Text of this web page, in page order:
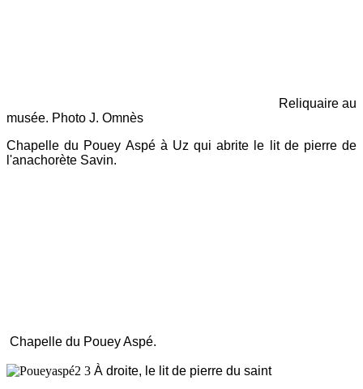
Reliquaire au
musée. Photo J. Omnès
Chapelle du Pouey Aspé à Uz qui abrite le lit de pierre de
l'anachorète Savin.
Chapelle du Pouey Aspé.
À droite, le lit de pierre du saint